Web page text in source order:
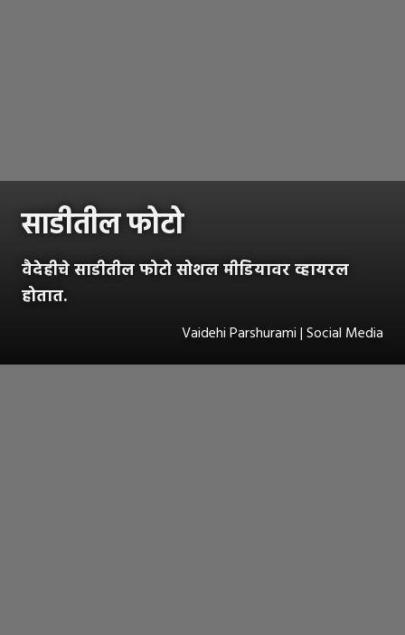
साडीतील फोटो
वैदेहीचे साडीतील फोटो सोशल मीडियावर व्हायरल
होतात.
Vaidehi Parshurami | Social Media